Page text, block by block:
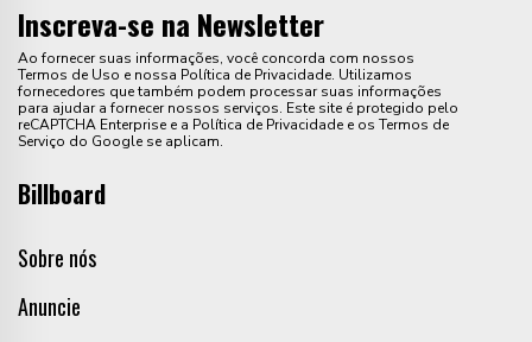
Inscreva-se na Newsletter
Ao fornecer suas informações, você concorda com nossos
Termos de Uso e nossa Política de Privacidade. Utilizamos
fornecedores que também podem processar suas informações
para ajudar a fornecer nossos serviços. Este site é protegido pelo
reCAPTCHA Enterprise e a Política de Privacidade e os Termos de
Serviço do Google se aplicam.
Billboard
Sobre nós
Anuncie